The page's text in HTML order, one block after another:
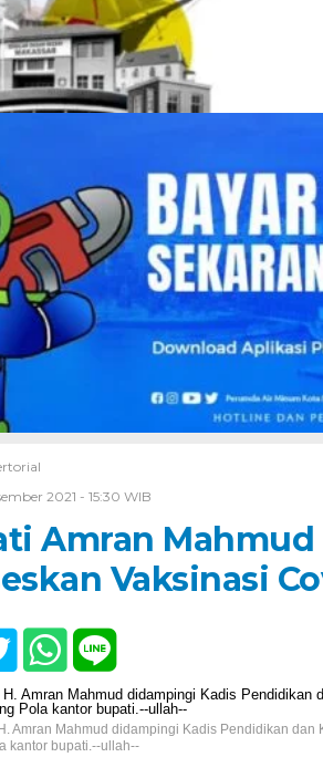
2021 - 15:30 WIB
Amran
Vaksinasi
Amran Mahmud didampingi Kadis Pendidikan
kantor bupati.--ullah--